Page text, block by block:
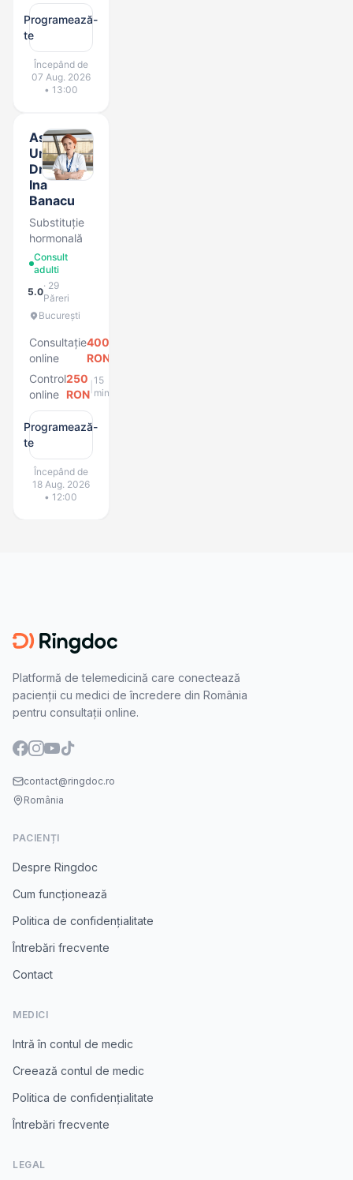
Programează-
te
Începând de
07 Aug. 2026
• 13:00
Asist.
Univ.
Dr.
Ina
Banacu
Substituție
hormonală
Consult
adulti
5.0
· 29
Păreri
București
Consultație
online
400
RON
Control
online
250
RON
15
min
Programează-
te
Începând de
18 Aug. 2026
• 12:00
Platformă de telemedicină care conectează
pacienții cu medici de încredere din România
pentru consultații online.
contact@ringdoc.ro
România
PACIENȚI
Despre Ringdoc
Cum funcționează
Politica de confidențialitate
Întrebări frecvente
Contact
MEDICI
Intră în contul de medic
Creează contul de medic
Politica de confidențialitate
Întrebări frecvente
LEGAL